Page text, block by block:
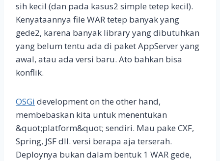
sih kecil (dan pada kasus2 simple tetep kecil).
Kenyataannya file WAR tetep banyak yang
gede2, karena banyak library yang dibutuhkan
yang belum tentu ada di paket AppServer yang
awal, atau ada versi baru. Ato bahkan bisa
konflik.
OSGi development on the other hand,
membebaskan kita untuk menentukan
&quot;platform&quot; sendiri. Mau pake CXF,
Spring, JSF dll. versi berapa aja terserah.
Deploynya bukan dalam bentuk 1 WAR gede,